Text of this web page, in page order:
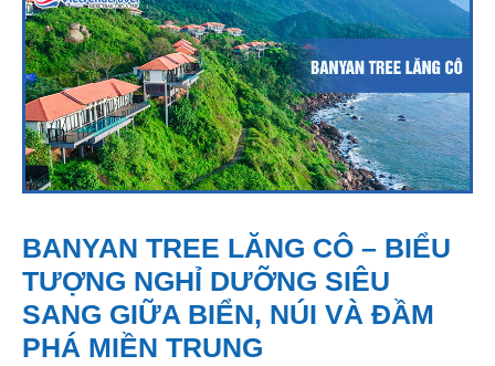
BANYAN TREE LĂNG CÔ – BIỂU
TƯỢNG NGHỈ DƯỠNG SIÊU
SANG GIỮA BIỂN, NÚI VÀ ĐẦM
PHÁ MIỀN TRUNG